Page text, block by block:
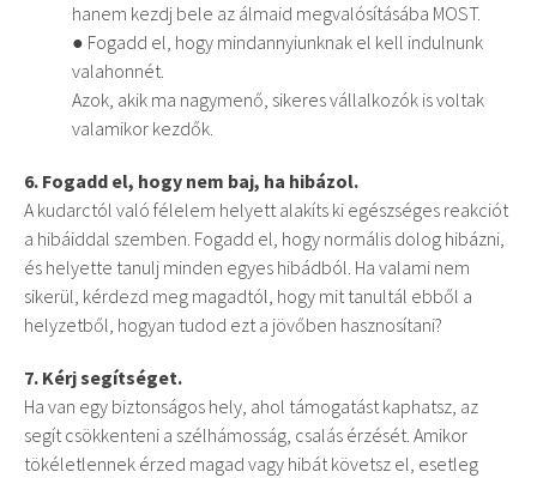
hanem kezdj bele az álmaid megvalósításába MOST.
● Fogadd el, hogy mindannyiunknak el kell indulnunk
valahonnét.
Azok, akik ma nagymenő, sikeres vállalkozók is voltak
valamikor kezdők.
6. Fogadd el, hogy nem baj, ha hibázol.
A kudarctól való félelem helyett alakíts ki egészséges reakciót
a hibáiddal szemben. Fogadd el, hogy normális dolog hibázni,
és helyette tanulj minden egyes hibádból. Ha valami nem
sikerül, kérdezd meg magadtól, hogy mit tanultál ebből a
helyzetből, hogyan tudod ezt a jövőben hasznosítani?
7. Kérj segítséget.
Ha van egy biztonságos hely, ahol támogatást kaphatsz, az
segít csökkenteni a szélhámosság, csalás érzését. Amikor
tökéletlennek érzed magad vagy hibát követsz el, esetleg